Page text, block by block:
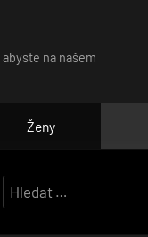
na našem
Ženy
Vyhledávání